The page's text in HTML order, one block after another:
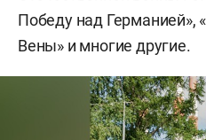
Победу над Германией»,
Вены» и многие другие.